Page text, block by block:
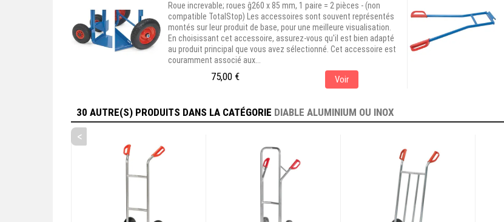
Roue increvable; roues ĝ260 x 85 mm, 1 paire = 2 pièces - (non
compatible TotalStop) Les accessoires sont souvent représentés
montés sur leur produit de base, pour une meilleure visualisation.
En choisissant cet accessoire, assurez-vous qu'il est bien adapté
au produit principal que vous avez sélectionné. Cet accessoire est
couramment associé aux...
75,00 € Voir
30 AUTRE(S) PRODUITS DANS LA CATÉGORIE DIABLE ALUMINIUM OU INOX
<